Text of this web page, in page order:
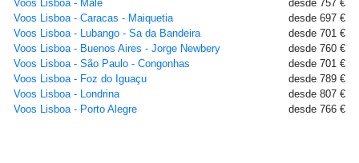
Voos Lisboa - Male
desde 757 €
Voos Lisboa - Caracas - Maiquetia
desde 697 €
Voos Lisboa - Lubango - Sa da Bandeira
desde 701 €
Voos Lisboa - Buenos Aires - Jorge Newbery
desde 760 €
Voos Lisboa - São Paulo - Congonhas
desde 701 €
Voos Lisboa - Foz do Iguaçu
desde 789 €
Voos Lisboa - Londrina
desde 807 €
Voos Lisboa - Porto Alegre
desde 766 €